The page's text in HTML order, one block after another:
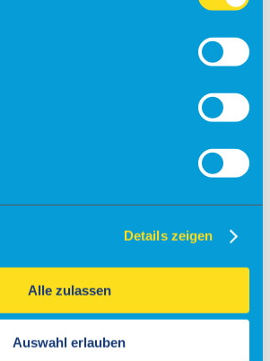
Details zeigen
Alle zulassen
Auswahl erlauben
Fakten
Lärmmessung